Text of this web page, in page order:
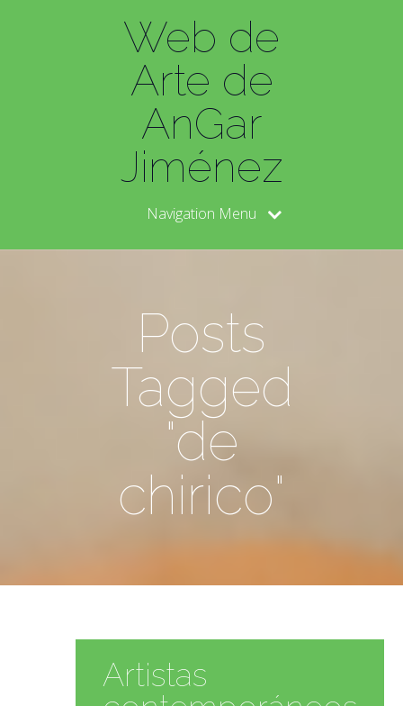
Web de
Arte de
AnGar
Jiménez
Navigation Menu
Posts
Tagged
"de
chirico"
Artistas